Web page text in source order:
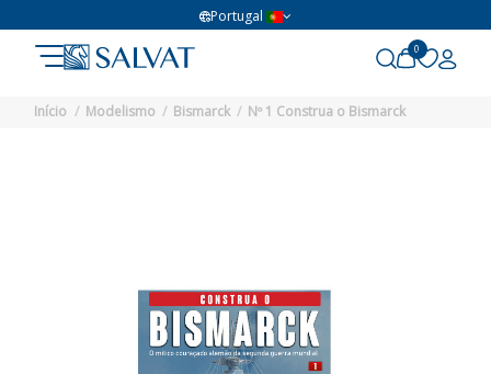
Portugal
0
Início Modelismo Bismarck Nº 1 Construa o Bismarck